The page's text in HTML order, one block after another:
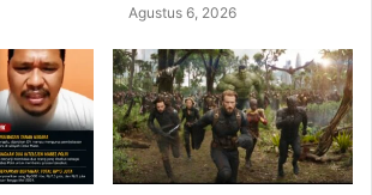
Agustus 6, 2026